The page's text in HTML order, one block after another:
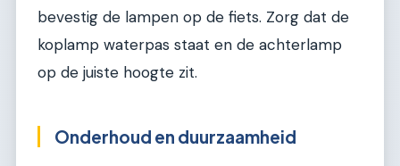
bevestig de lampen op de fiets. Zorg dat de
koplamp waterpas staat en de achterlamp
op de juiste hoogte zit.
Onderhoud en duurzaamheid